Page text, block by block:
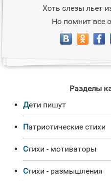
Хоть слезы льет
Но помнит все
Разделы
Дети пишут
Патриотические стихи
Стихи - мотиваторы
Стихи - размышления